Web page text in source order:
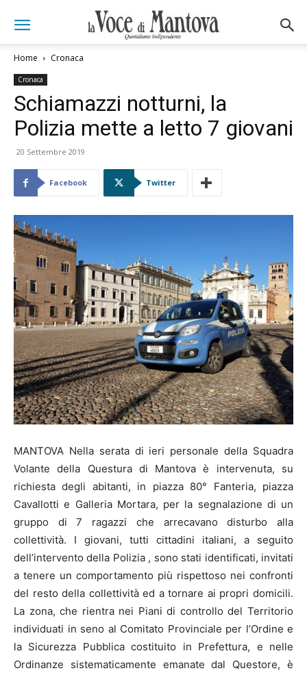
Home Cronaca
Cronaca
Schiamazzi notturni, la
Polizia mette a letto 7 giovani
20 Settembre 2019
Facebook Twitter
MANTOVA Nella serata di ieri personale della Squadra
Volante della Questura di Mantova è intervenuta, su
richiesta degli abitanti, in piazza 80° Fanteria, piazza
Cavallotti e Galleria Mortara, per la segnalazione di un
gruppo di 7 ragazzi che arrecavano disturbo alla
collettività. I giovani, tutti cittadini italiani, a seguito
dell’intervento della Polizia , sono stati identificati, invitati
a tenere un comportamento più rispettoso nei confronti
del resto della collettività ed a tornare ai propri domicili.
La zona, che rientra nei Piani di controllo del Territorio
individuati in seno al Comitato Provinciale per l’Ordine e
la Sicurezza Pubblica costituito in Prefettura, e nelle
Ordinanze sistematicamente emanate dal Questore, è